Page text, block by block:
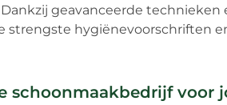
geavanceerde
strengste hygiënevoorschriften
schoonmaakbedrijf voor